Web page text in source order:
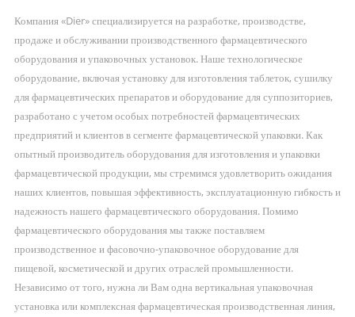
Компания «Dier» специализируется на разработке, производстве,
продаже и обслуживании производственного фармацевтического
оборудования и упаковочных установок. Наше технологическое
оборудование, включая установку для изготовления таблеток, сушилку
для фармацевтических препаратов и оборудование для суппозиториев,
разработано с учетом особых потребностей фармацевтических
предприятий и клиентов в сегменте фармацевтической упаковки. Как
опытный производитель оборудования для изготовления и упаковки
фармацевтической продукции, мы стремимся удовлетворить ожидания
наших клиентов, повышая эффективность, эксплуатационную гибкость и
надежность нашего фармацевтического оборудования. Помимо
фармацевтического оборудования мы также поставляем
производственное и фасовочно-упаковочное оборудование для
пищевой, косметической и других отраслей промышленности.
Независимо от того, нужна ли Вам одна вертикальная упаковочная
установка или комплексная фармацевтическая производственная линия,